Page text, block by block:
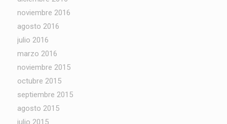
noviembre 2016
agosto 2016
julio 2016
marzo 2016
noviembre 2015
octubre 2015
septiembre 2015
agosto 2015